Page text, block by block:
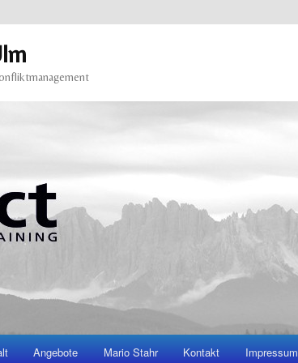
Angebote Mario Stahr Kontakt Impressum